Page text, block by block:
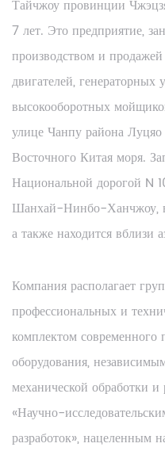
Тайчжоу провинции
7 лет. Это предприятие,
производством и
двигателей, генераторных
высокооборотных
улице Чанпу района
Восточного Китая моря.
Национальной дорогой N
Шанхай-Нинбо-Ханчжоу,
а также находится вблизи
Компания располагает
профессиональных и
комплектом современного
оборудования,
механической обработки
«Научно-
разработок», нацеленным